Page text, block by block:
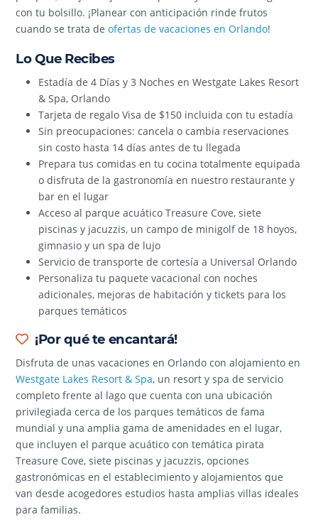
con tu bolsillo. ¡Planear con anticipación rinde frutos
cuando se trata deofertas de vacaciones en Orlando!
Lo Que Recibes
Estadía de 4 Días y 3 Noches en Westgate Lakes Resort
& Spa, Orlando
Tarjeta de regalo Visa de $150 incluida con tu estadía
Sin preocupaciones: cancela o cambia reservaciones
sin costo hasta 14 días antes de tu llegada
Prepara tus comidas en tu cocina totalmente equipada
o disfruta de la gastronomía en nuestro restaurante y
bar en el lugar
Acceso al parque acuático Treasure Cove, siete
piscinas y jacuzzis, un campo de minigolf de 18 hoyos,
gimnasio y un spa de lujo
Servicio de transporte de cortesía a Universal Orlando
Personaliza tu paquete vacacional con noches
adicionales, mejoras de habitación y tickets para los
parques temáticos
¡Por qué te encantará!
Disfruta de unas vacaciones en Orlando con alojamiento en
Westgate Lakes Resort & Spa, un resort y spa de servicio
completo frente al lago que cuenta con una ubicación
privilegiada cerca de los parques temáticos de fama
mundial y una amplia gama de amenidades en el lugar,
que incluyen el parque acuático con temática pirata
Treasure Cove, siete piscinas y jacuzzis, opciones
gastronómicas en el establecimiento y alojamientos que
van desde acogedores estudios hasta amplias villas ideales
para familias.